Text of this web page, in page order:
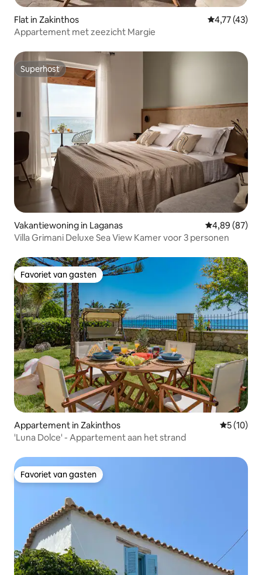
Flat in Zakinthos Gemiddelde
4,77 (43)
Appartement met zeezicht Margie
Superhost
Superhost
Vakantiewoning in Laganas Gemiddelde
4,89 (87)
Villa Grimani Deluxe Sea View Kamer voor 3 personen
Favoriet van gasten
Favoriet van gasten
Appartement in Zakinthos
5 (10)
'Luna Dolce' - Appartement aan het strand
Favoriet van gasten
Favoriet van gasten